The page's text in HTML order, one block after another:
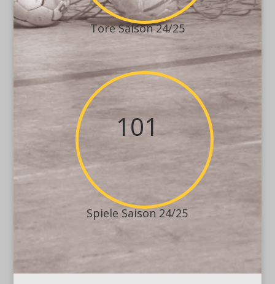
Tore Saison 24/25
101
Spiele Saison 24/25